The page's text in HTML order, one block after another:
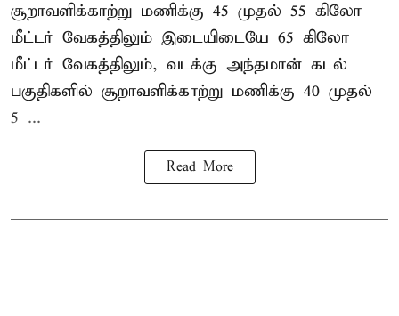
சூறாவளிக்காற்று மணிக்கு 45 முதல் 55 கிலோ
மீட்டர் வேகத்திலும் இடையிடையே 65 கிலோ
மீட்டர் வேகத்திலும், வடக்கு அந்தமான் கடல்
பகுதிகளில் சூறாவளிக்காற்று மணிக்கு 40 முதல்
5 ...
Read More